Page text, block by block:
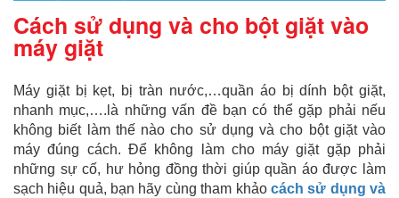
Cách sử dụng và cho bột giặt vào
máy giặt
Máy giặt bị kẹt, bị tràn nước,…quần áo bị dính bột giặt,
nhanh mục,….là những vấn đề bạn có thể gặp phải nếu
không biết làm thế nào cho sử dụng và cho bột giặt vào
máy đúng cách. Để không làm cho máy giặt gặp phải
những sự cố, hư hỏng đồng thời giúp quần áo được làm
sạch hiệu quả, bạn hãy cùng tham khảo cách sử dụng và